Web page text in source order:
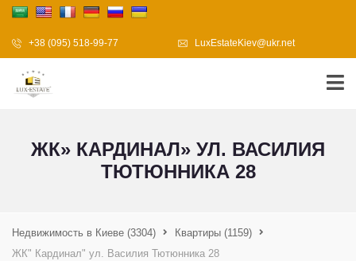
+38 (095) 518-99-77 LuxEstateKiev@ukr.net
ЖК» КАРДИНАЛ» УЛ. ВАСИЛИЯ
ТЮТЮННИКА 28
Недвижимость в Киеве (3304) Квартиры (1159)
ЖК" Кардинал" ул. Василия Тютюнника 28